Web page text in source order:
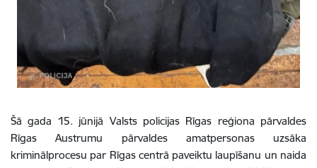
Šā gada 15. jūnijā Valsts policijas Rīgas reģiona pārvaldes
Rīgas Austrumu pārvaldes amatpersonas uzsāka
kriminālprocesu par Rīgas centrā paveiktu laupīšanu un naida